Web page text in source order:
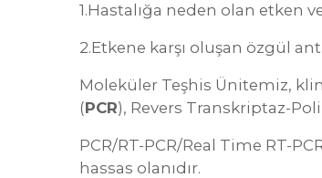
1.Hastalığa neden olan etken
2.Etkene karşı oluşan özgül
Moleküler Teşhis Ünitemiz,
(PCR), Revers Transkriptaz-
PCR/RT-PCR/Real Time RT-
hassas olanıdır.